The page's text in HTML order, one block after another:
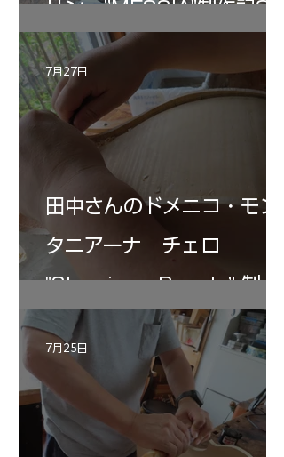
リン ”MESSIA"制作記33
田中さんのドメニコ・モン
タニアーナ チェロ
"Sleeping・Beauty” 制作
記 30
7月27日
7月25日